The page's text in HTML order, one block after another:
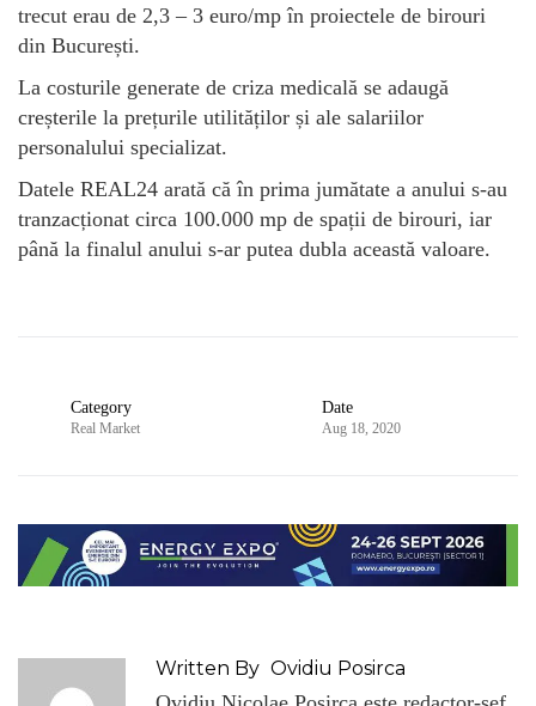
trecut erau de 2,3 – 3 euro/mp în proiectele de birouri
din București.
La costurile generate de criza medicală se adaugă
creșterile la prețurile utilităților și ale salariilor
personalului specializat.
Datele REAL24 arată că în prima jumătate a anului s-au
tranzacționat circa 100.000 mp de spații de birouri, iar
până la finalul anului s-ar putea dubla această valoare.
Category
Real Market
Date
Aug 18, 2020
Written By Ovidiu Posirca